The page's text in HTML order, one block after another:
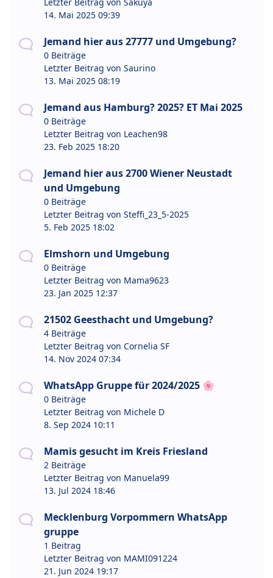
14. Mai 2025 09:39
Jemand hier aus 27777 und Umgebung?
0 Beiträge
Letzter Beitrag von Saurino
13. Mai 2025 08:19
Jemand aus Hamburg? 2025? ET Mai 2025
0 Beiträge
Letzter Beitrag von Leachen98
23. Feb 2025 18:20
Jemand hier aus 2700 Wiener Neustadt
und Umgebung
0 Beiträge
Letzter Beitrag von Steffi_23_5-2025
5. Feb 2025 18:02
Elmshorn und Umgebung
0 Beiträge
Letzter Beitrag von Mama9623
23. Jan 2025 12:37
21502 Geesthacht und Umgebung?
4 Beiträge
Letzter Beitrag von Cornelia SF
14. Nov 2024 07:34
WhatsApp Gruppe für 2024/2025 🌸
0 Beiträge
Letzter Beitrag von Michele D
8. Sep 2024 10:11
Mamis gesucht im Kreis Friesland
2 Beiträge
Letzter Beitrag von Manuela99
13. Jul 2024 18:46
Mecklenburg Vorpommern WhatsApp
gruppe
1 Beitrag
Letzter Beitrag von MAMI091224
21. Jun 2024 19:17